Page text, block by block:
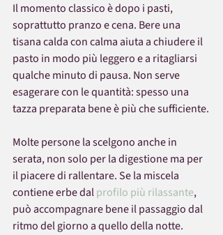
Il momento classico è dopo i pasti,
soprattutto pranzo e cena. Bere una
tisana calda con calma aiuta a chiudere il
pasto in modo più leggero e a ritagliarsi
qualche minuto di pausa. Non serve
esagerare con le quantità: spesso una
tazza preparata bene è più che sufficiente.
Molte persone la scelgono anche in
serata, non solo per la digestione ma per
il piacere di rallentare. Se la miscela
contiene erbe dal profilo più rilassante,
può accompagnare bene il passaggio dal
ritmo del giorno a quello della notte.